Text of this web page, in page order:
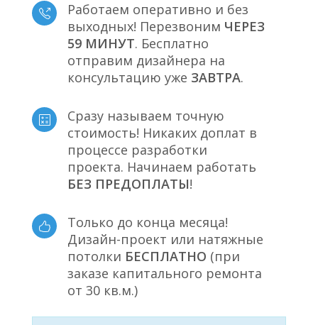
Работаем оперативно и без
выходных! Перезвоним ЧЕРЕЗ
59 МИНУТ. Бесплатно
отправим дизайнера на
консультацию уже ЗАВТРА.
Сразу называем точную
стоимость! Никаких доплат в
процессе разработки
проекта. Начинаем работать
БЕЗ ПРЕДОПЛАТЫ!
Только до конца месяца!
Дизайн-проект или натяжные
потолки БЕСПЛАТНО (при
заказе капитального ремонта
от 30 кв.м.)